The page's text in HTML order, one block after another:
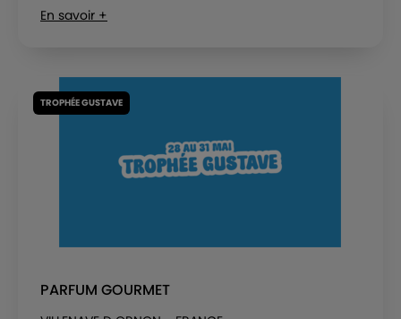
En savoir +
TROPHÉE GUSTAVE
PARFUM GOURMET